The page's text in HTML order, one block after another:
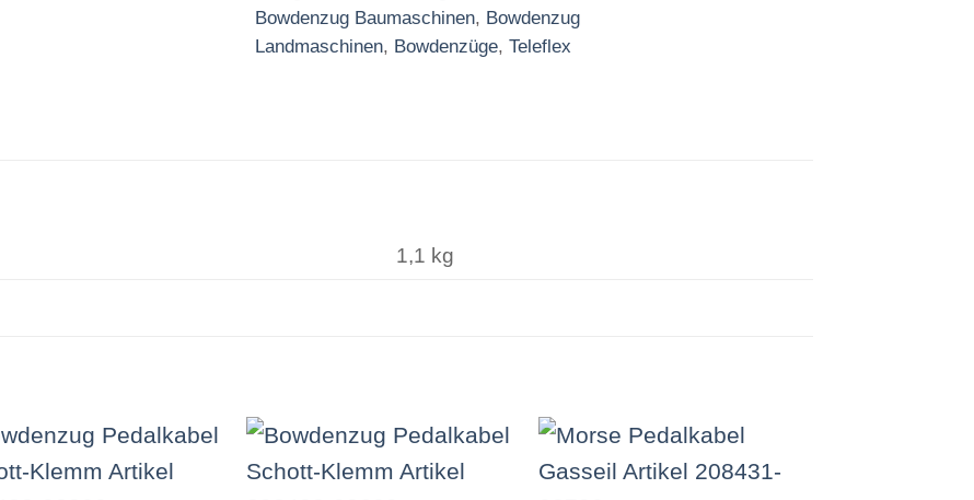
Bowdenzug Baumaschinen, Bowdenzug
Landmaschinen, Bowdenzüge, Teleflex
1,1 kg